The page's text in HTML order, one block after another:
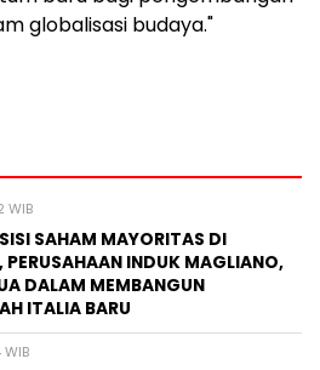
globalisasi budaya."
WIB
SAHAM MAYORITAS DI
PERUSAHAAN INDUK MAGLIANO,
DALAM MEMBANGUN
ITALIA BARU